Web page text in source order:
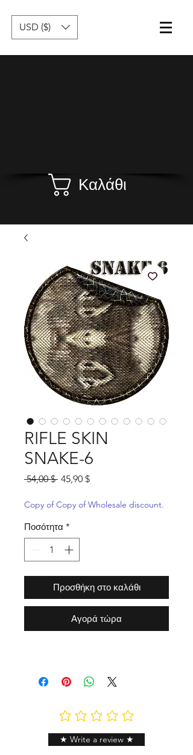
USD ($)
Καλάθι
RIFLE SKIN
SNAKE-6
54,00 $ Κανονική
45,90 $Τιμή
Copy of Copy of Wholesale discount.
Ποσότητα *
Προσθήκη στο καλάθι
Αγορά τώρα
Δεν υπάρχουν ακόμη
★ Write a review ★